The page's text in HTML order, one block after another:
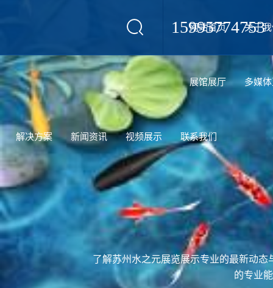
15995774753
网站首页 关于
展馆展厅 多媒
解决方案 新闻资讯 视频展示 联系我们
了解苏州水之元展览展示专业的最新动
的专业